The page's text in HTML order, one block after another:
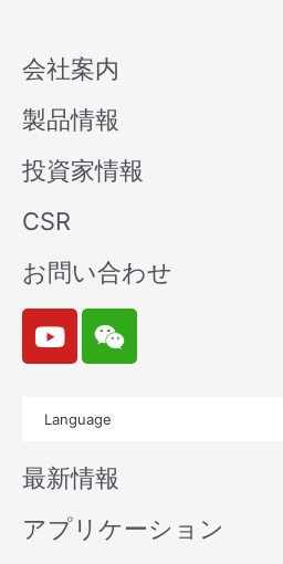
会社案内
製品情報
投資家情報
CSR
お問い合わせ
Y
o
u
b
e
W
e
i
n
Language
最新情報
アプリケーション